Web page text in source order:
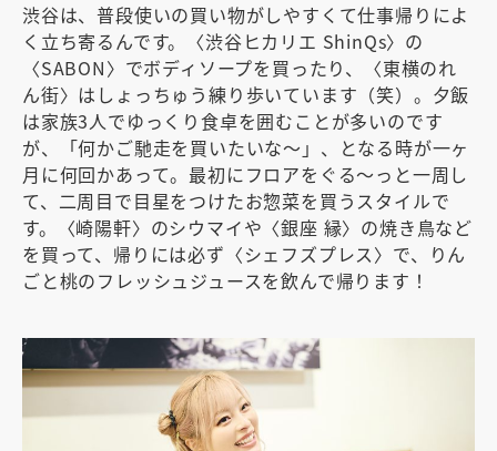
渋谷は、普段使いの買い物がしやすくて仕事帰りによ
く立ち寄るんです。〈渋谷ヒカリエ ShinQs〉の
〈SABON〉でボディソープを買ったり、〈東横のれ
ん街〉はしょっちゅう練り歩いています（笑）。夕飯
は家族3人でゆっくり食卓を囲むことが多いのです
が、「何かご馳走を買いたいな〜」、となる時が一ヶ
月に何回かあって。最初にフロアをぐる〜っと一周し
て、二周目で目星をつけたお惣菜を買うスタイルで
す。〈崎陽軒〉のシウマイや〈銀座 縁〉の焼き鳥など
を買って、帰りには必ず〈シェフズプレス〉で、りん
ごと桃のフレッシュジュースを飲んで帰ります！